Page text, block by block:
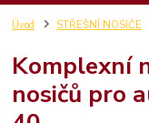
Úvod STŘEŠNÍ NOSIČE
Komplexní
nosičů pro